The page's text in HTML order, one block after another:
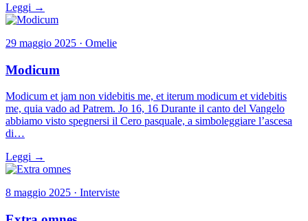
Leggi →
29 maggio 2025 · Omelie
Modicum
Modicum et jam non videbitis me, et iterum modicum et videbitis
me, quia vado ad Patrem. Jo 16, 16 Durante il canto del Vangelo
abbiamo visto spegnersi il Cero pasquale, a simboleggiare l’ascesa
di…
Leggi →
8 maggio 2025 · Interviste